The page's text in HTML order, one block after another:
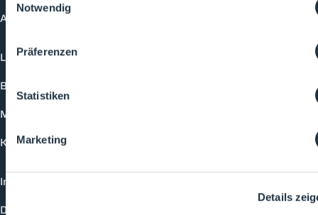
Notwendig
Präferenzen
Statistiken
Marketing
Details
Academy
Login
Buchungsmöglichkeiten
Medienformate
Kontakt
Impressum
Datenschutzerklärung